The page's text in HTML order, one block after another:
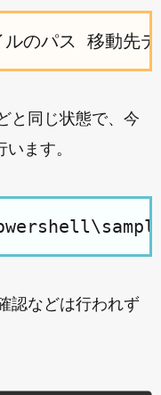
と同じ状態で、今
ます。
認などは行われず